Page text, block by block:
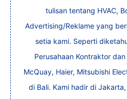
tulisan tentang HVAC,
Advertising/Reklame yang
setia kami. Seperti
Perusahaan Kontraktor
McQuay, Haier, Mitsubishi
di Bali. Kami hadir di